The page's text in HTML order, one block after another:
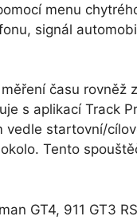
menu
signál
času rovněž
s aplikací Track
vedle startovní/
Tento
GT4, 911 GT3